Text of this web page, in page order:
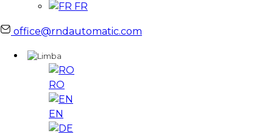
FR
office@rndautomatic.com
RO
EN